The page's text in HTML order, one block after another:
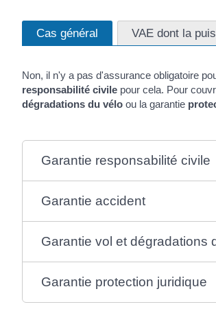
Cas général VAE dont la
Non, il n'y a pas d'assurance obligatoire
responsabilité civile pour cela. Pour
dégradations du vélo ou la garantie
Garantie responsabilité civile
Garantie accident
Garantie vol et dégradations
Garantie protection juridique